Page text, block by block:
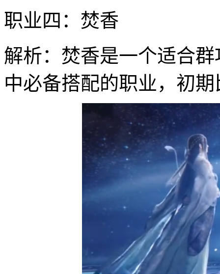
职业四：焚香
解析：焚香是一个适合
中必备搭配的职业，初